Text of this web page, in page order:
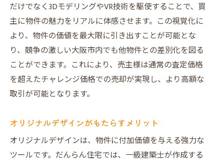
だけでなく3DモデリングやVR技術を駆使することで、買
主に物件の魅力をリアルに体感させます。この視覚化に
より、物件の価値を最大限に引き出すことが可能とな
り、競争の激しい大阪市内でも他物件との差別化を図る
ことができます。これにより、売主様は通常の査定価格
を超えたチャレンジ価格での売却が実現し、より高額な
取引が可能となります。
オリジナルデザインがもたらすメリット
オリジナルデザインは、物件に付加価値を与える強力な
ツールです。だんらん住宅では、一級建築士が作成する